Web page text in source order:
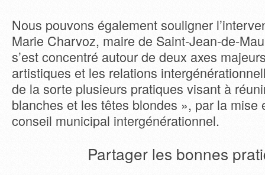
Nous pouvons également souligner
Marie Charvoz, maire de Saint-Jean-de-
s’est concentré autour de deux axes
artistiques et les relations
de la sorte plusieurs pratiques visant à
blanches et les têtes blondes », par la mise
conseil municipal intergénérationnel.
Partager les bonnes